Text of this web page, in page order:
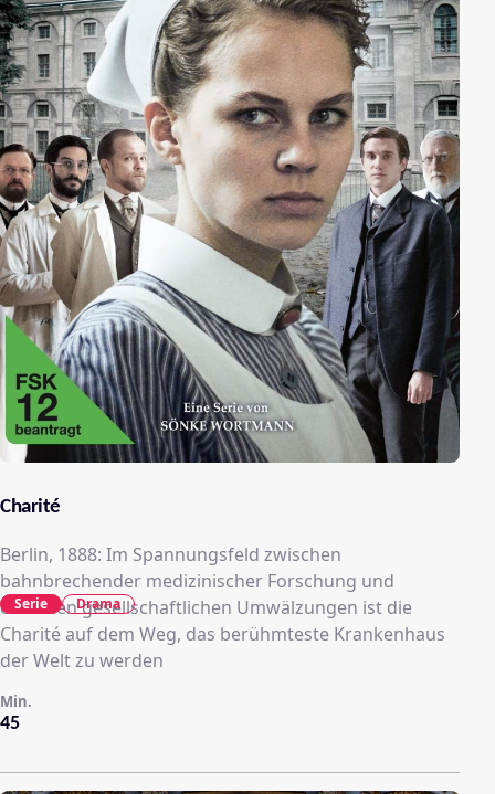
Charité
Berlin, 1888: Im Spannungsfeld zwischen
bahnbrechender medizinischer Forschung und
enormen gesellschaftlichen Umwälzungen ist die
Charité auf dem Weg, das berühmteste Krankenhaus
der Welt zu werden
45
Min.
Serie Drama